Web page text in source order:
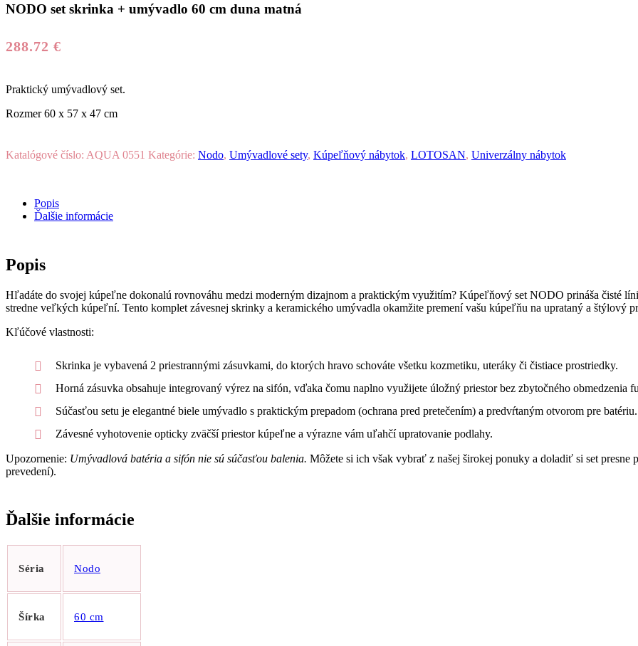
NODO set skrinka + umývadlo 60 cm duna matná
288.72 €
Praktický umývadlový set.
Rozmer 60 x 57 x 47 cm
Katalógové číslo: AQUA 0551 Kategórie: Nodo, Umývadlové sety, Kúpeľňový nábytok, LOTOSAN, Univerzálny nábytok
Popis
Ďalšie informácie
Popis
Hľadáte do svojej kúpeľne dokonalú rovnováhu medzi moderným dizajnom a praktickým využitím? Kúpeľňový set NODO prináša čisté
stredne veľkých kúpeľní. Tento komplet závesnej skrinky a keramického umývadla okamžite premení vašu kúpeľňu na uprataný a štýlový
Kľúčové vlastnosti:
Skrinka je vybavená 2 priestrannými zásuvkami, do ktorých hravo schováte všetku kozmetiku, uteráky či čistiace prostriedky.
Horná zásuvka obsahuje integrovaný výrez na sifón, vďaka čomu naplno využijete úložný priestor bez zbytočného obmedzenia
Súčasťou setu je elegantné biele umývadlo s praktickým prepadom (ochrana pred pretečením) a predvŕtaným otvorom pre batériu.
Závesné vyhotovenie opticky zväčší priestor kúpeľne a výrazne vám uľahčí upratovanie podlahy.
Upozornenie: Umývadlová batéria a sifón nie sú súčasťou balenia. Môžete si ich však vybrať z našej širokej ponuky a doladiť si set
prevedení).
Ďalšie informácie
Séria Nodo
Šírka 60 cm